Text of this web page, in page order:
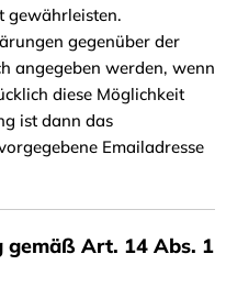
gewährleisten.
gegenüber der
angegeben werden, wenn
diese Möglichkeit
ist dann das
Emailadresse
Art. 14 Abs. 1